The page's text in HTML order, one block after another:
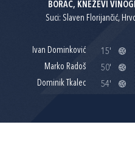
BORAC, KNEŽEVI
Suci: Slaven Florijančić,
Ivan Dominković
15'
Marko Radoš
50'
Dominik Tkalec
54'